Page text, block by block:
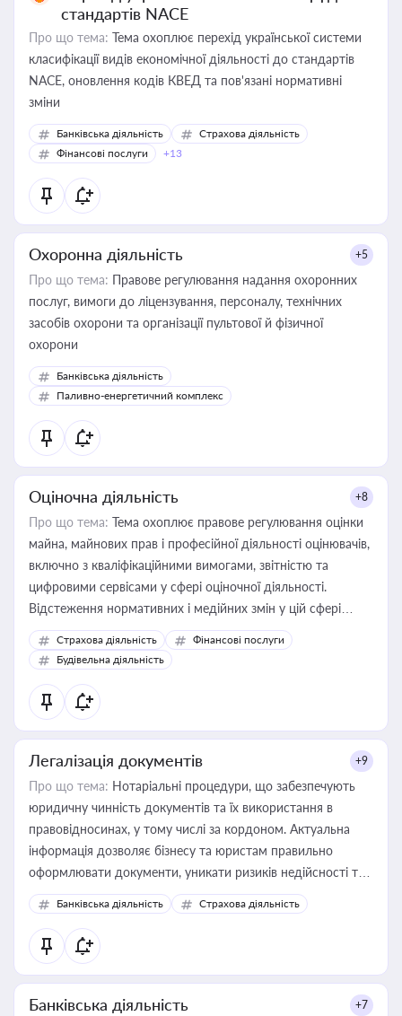
стандартів NACE
Про що тема: Тема охоплює перехід української системи
класифікації видів економічної діяльності до стандартів
NACE, оновлення кодів КВЕД та пов'язані нормативні
зміни
Банківська діяльність
Страхова діяльність
Фінансові послуги
+13
Охоронна діяльність +5
Про що тема: Правове регулювання надання охоронних
послуг, вимоги до ліцензування, персоналу, технічних
засобів охорони та організації пультової й фізичної
охорони
Банківська діяльність
Паливно-енергетичний комплекс
Оціночна діяльність +8
Про що тема: Тема охоплює правове регулювання оцінки
майна, майнових прав і професійної діяльності оцінювачів,
включно з кваліфікаційними вимогами, звітністю та
цифровими сервісами у сфері оціночної діяльності.
Відстеження нормативних і медійних змін у цій сфері
корисне для власника бізнесу, керівника, юриста або
бухгалтера під час оподаткування, приватизації, оренди
державного майна, корпоративних угод і перевірки
статусу суб'єктів оціночної діяльності
Страхова діяльність
Фінансові послуги
Будівельна діяльність
Легалізація документів +9
Про що тема: Нотаріальні процедури, що забезпечують
юридичну чинність документів та їх використання в
правовідносинах, у тому числі за кордоном. Актуальна
інформація дозволяє бізнесу та юристам правильно
оформлювати документи, уникати ризиків недійсності та
забезпечувати їх належне прийняття органами влади та
контрагентами
Банківська діяльність Страхова діяльність
Банківська діяльність +7